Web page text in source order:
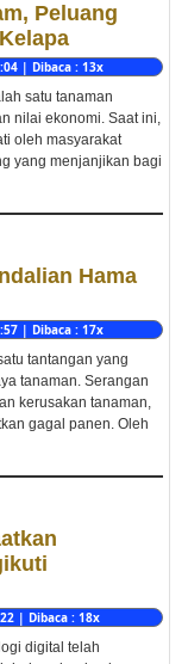
Peluang
| Dibaca : 13x
satu tanaman
nilai ekonomi. Saat ini,
oleh masyarakat
yang menjanjikan bagi
Hama
| Dibaca : 17x
tantangan yang
tanaman. Serangan
kerusakan tanaman,
gagal panen. Oleh
| Dibaca : 18x
digital telah